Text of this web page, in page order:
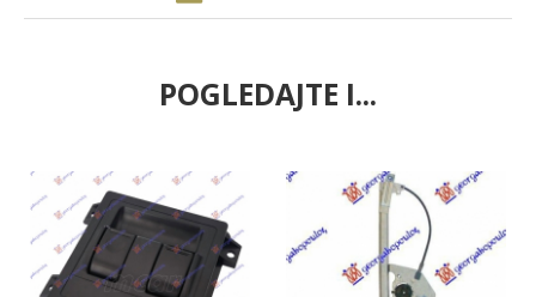
POGLEDAJTE I...